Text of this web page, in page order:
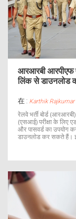
आरआरबी आरपीएफ
लिंक से डाउनलोड
在 : Karthik Rajkumar
रेलवे भर्ती बोर्ड
(एसआई) परीक्षा के लिए
और पासवर्ड का उपयोग
डाउनलोड कर सकते हैं।